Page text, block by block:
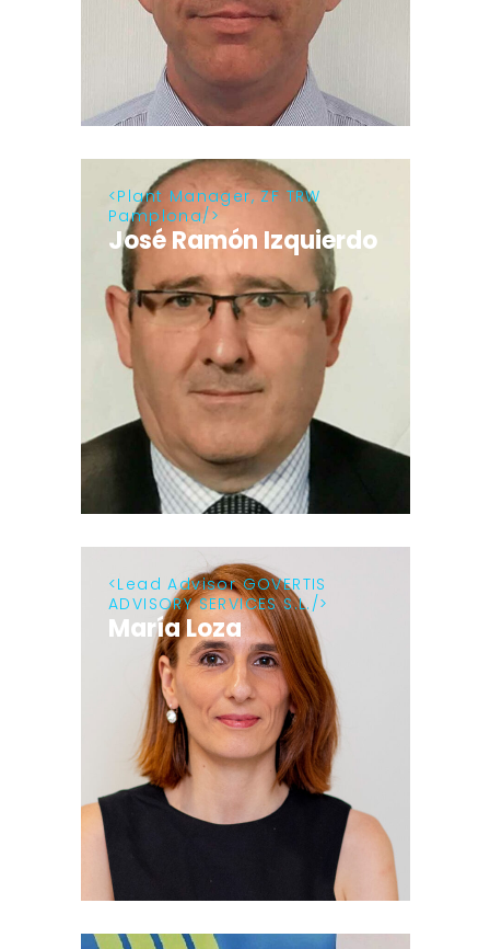
Plant Manager, ZF TRW
Pamplona
José Ramón Izquierdo
Lead Advisor GOVERTIS
ADVISORY SERVICES S.L.
María Loza